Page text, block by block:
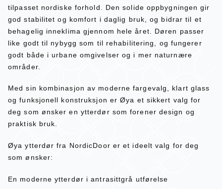
tilpasset nordiske forhold. Den solide oppbygningen gir
god stabilitet og komfort i daglig bruk, og bidrar til et
behagelig inneklima gjennom hele året. Døren passer
like godt til nybygg som til rehabilitering, og fungerer
godt både i urbane omgivelser og i mer naturnære
områder.
Med sin kombinasjon av moderne fargevalg, klart glass
og funksjonell konstruksjon er Øya et sikkert valg for
deg som ønsker en ytterdør som forener design og
praktisk bruk.
Øya ytterdør fra NordicDoor er et ideelt valg for deg
som ønsker:
En moderne ytterdør i antrasittgrå utførelse